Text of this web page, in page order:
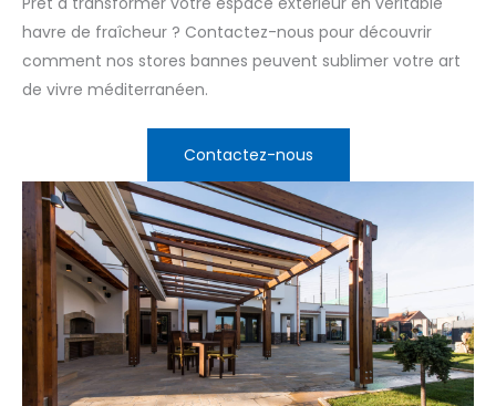
havre de fraîcheur ? Contactez-nous pour découvrir
comment nos stores bannes peuvent sublimer votre art
de vivre méditerranéen.
Contactez-nous